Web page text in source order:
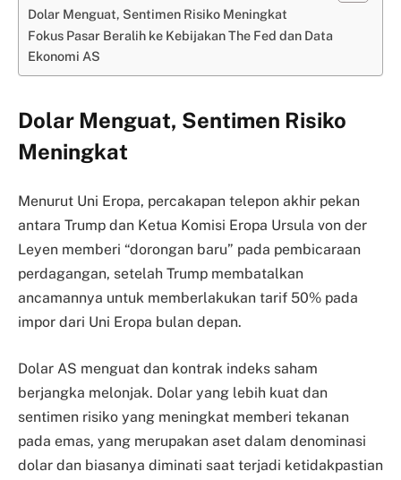
Dolar Menguat, Sentimen Risiko Meningkat
Fokus Pasar Beralih ke Kebijakan The Fed dan Data
Ekonomi AS
Dolar Menguat, Sentimen Risiko
Meningkat
Menurut Uni Eropa, percakapan telepon akhir pekan
antara Trump dan Ketua Komisi Eropa Ursula von der
Leyen memberi “dorongan baru” pada pembicaraan
perdagangan, setelah Trump membatalkan
ancamannya untuk memberlakukan tarif 50% pada
impor dari Uni Eropa bulan depan.
Dolar AS menguat dan kontrak indeks saham
berjangka melonjak. Dolar yang lebih kuat dan
sentimen risiko yang meningkat memberi tekanan
pada emas, yang merupakan aset dalam denominasi
dolar dan biasanya diminati saat terjadi ketidakpastian